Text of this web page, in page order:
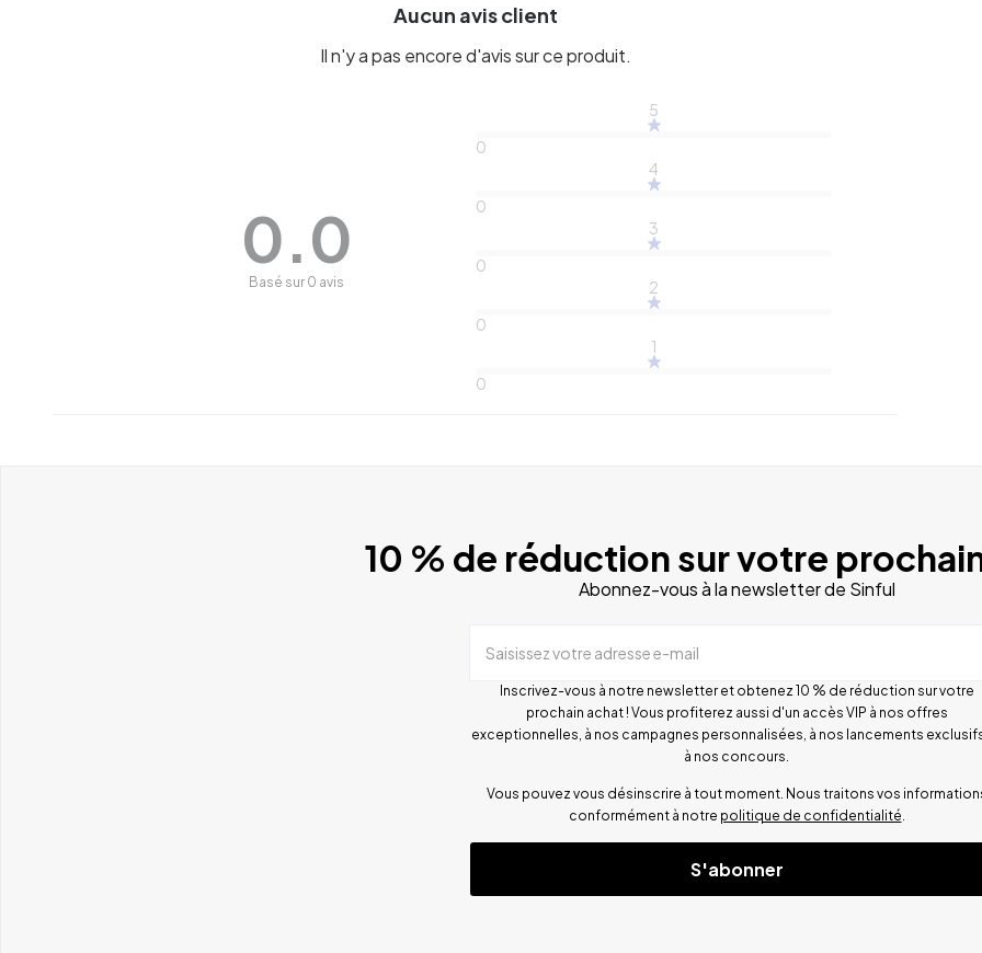
Aucun avis client
Il n'y a pas encore d'avis sur ce produit.
0.0
Basé sur 0 avis
5
0
4
0
3
0
2
0
1
0
10 % de réduction sur votre
Abonnez-vous à la newsletter de Sinful
Saisissez votre adresse e-mail
Inscrivez-vous à notre newsletter et obtenez 10 % de réduction sur votre
prochain achat ! Vous profiterez aussi d'un accès VIP à nos offres
exceptionnelles, à nos campagnes personnalisées, à nos lancements
à nos concours.
Vous pouvez vous désinscrire à tout moment. Nous traitons vos
conformément à notre politique de confidentialité
S'abonner